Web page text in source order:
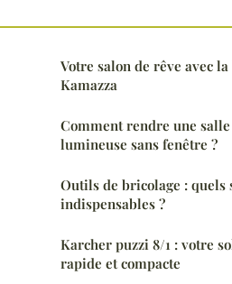
Votre salon de rêve avec
Kamazza
Comment rendre une
lumineuse sans fenêtre ?
Outils de bricolage : quels
indispensables ?
Karcher puzzi 8/1 : votre
rapide et compacte